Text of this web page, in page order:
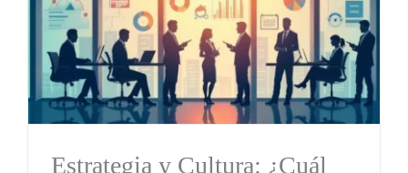
Estrategia y Cultura: ¿Cuál